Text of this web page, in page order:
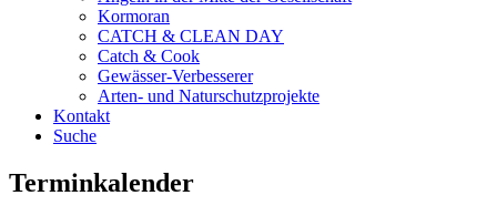
Kormoran
CATCH & CLEAN DAY
Catch & Cook
Gewässer-Verbesserer
Arten- und Naturschutzprojekte
Kontakt
Suche
Terminkalender